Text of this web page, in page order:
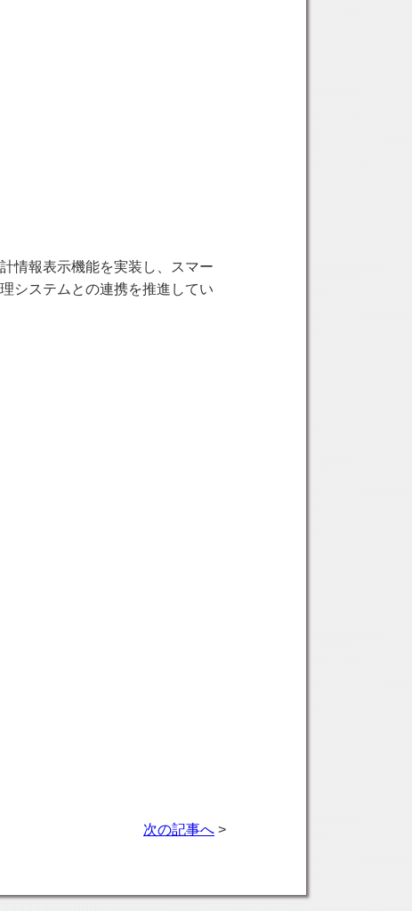
情報表示機能を実装し、スマー
システムとの連携を推進してい
次の記事へ >